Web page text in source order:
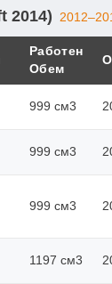
2014)
Работен
Обем
999 см3
999 см3
999 см3
1197 см3